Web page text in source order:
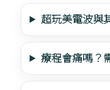
超玩美電波與
療程會痛嗎？